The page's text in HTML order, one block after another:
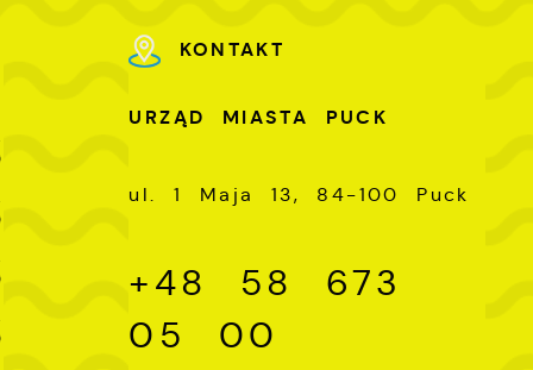
KONTAKT
URZĄD MIASTA PUCK
ul. 1 Maja 13, 84-100 Puck
+48 58 673
05 00